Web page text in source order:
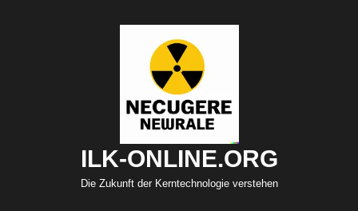
ILK-ONLINE.ORG
Die Zukunft der Kerntechnologie verstehen